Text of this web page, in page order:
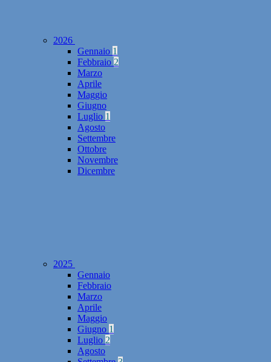
2026
Gennaio 1
Febbraio 2
Marzo
Aprile
Maggio
Giugno
Luglio 1
Agosto
Settembre
Ottobre
Novembre
Dicembre
2025
Gennaio
Febbraio
Marzo
Aprile
Maggio
Giugno 1
Luglio 2
Agosto